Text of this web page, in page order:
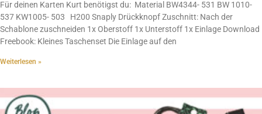
Für deinen Karten Kurt benötigst du: Material BW4344- 531 BW 1010-
537 KW1005- 503 H200 Snaply Drückknopf Zuschnitt: Nach der
Schablone zuschneiden 1x Oberstoff 1x Unterstoff 1x Einlage Download
Freebook: Kleines Taschenset Die Einlage auf den
Weiterlesen »